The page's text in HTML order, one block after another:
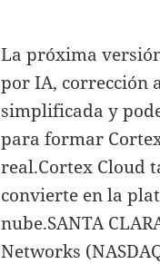
La próxima
por IA, corrección
simplificada y
para formar
real.Cortex Cloud
convierte en la
nube.SANTA
Networks